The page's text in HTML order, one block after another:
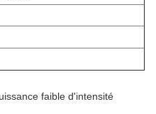
faible d'intensité